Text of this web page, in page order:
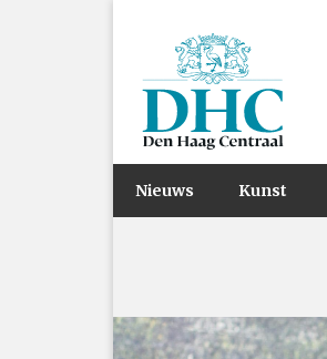
Nieuws Kunst